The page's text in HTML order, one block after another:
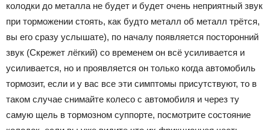
колодки до металла не будет и будет очень неприятный звук
при торможении стоять, как будто металл об металл трётся,
вы его сразу услышате), по началу появляется посторонний
звук (Скрежет лёгкий) со временем он всё усиливается и
усиливается, но и проявляется он только когда автомобиль
тормозит, если и у вас все эти симптомы присутствуют, то в
таком случае снимайте колесо с автомобиля и через ту
самую щель в тормозном суппорте, посмотрите состояние